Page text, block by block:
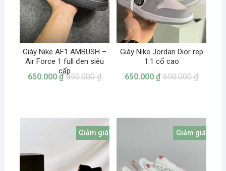
Giày Nike AF1 AMBUSH –
Air Force 1 full đen siêu
cấp
850.000₫
650.000 ₫
Giày Nike Jordan Dior rep
1:1 cổ cao
690.000₫
650.000₫
Giảm giá! Giảm giá!